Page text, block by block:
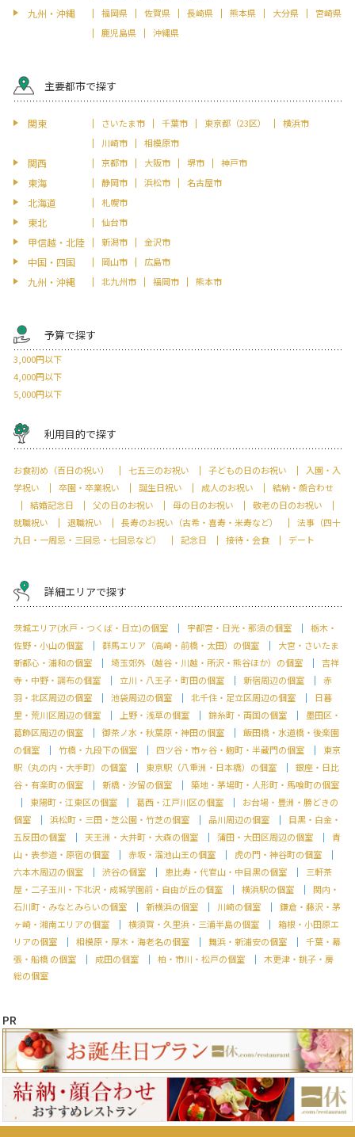
九州・沖縄 福岡県 佐賀県 長崎県 熊本県 大分県
宮崎県
鹿児島県
沖縄県
主要都市で探す
関東 さいたま市 千葉市 東京都（23区）
横浜市
川崎市
相模原市
関西 京都市 大阪市 堺市 神戸市
東海 静岡市 浜松市 名古屋市
北海道 札幌市
東北 仙台市
甲信越・北陸 新潟市 金沢市
中国・四国 岡山市 広島市
九州・沖縄 北九州市 福岡市 熊本市
予算で探す
3,000円以下
4,000円以下
5,000円以下
利用目的で探す
お食初め（百日の祝い） 七五三のお祝い 子どもの日のお祝い
入園・入
学祝い
卒園・卒業祝い 誕生日祝い 成人のお祝い
結納・顔合わせ
結婚記念日
父の日のお祝い 母の日のお祝い
敬老の日のお祝い
就職祝い
退職祝い 長寿のお祝い（古希・喜寿・米寿など）
法事（四十
九日・一周忌・三回忌・七回忌など）
記念日 接待・会食 デート
詳細エリアで探す
茨城エリア(水戸・つくば・日立)の個室 宇都宮・日光・那須の個室
栃木・
佐野・小山の個室
群馬エリア（高崎・前橋・太田）の個室
大宮・さいたま
新都心・浦和の個室
埼玉郊外（越谷・川越・所沢・熊谷ほか）の個室
吉祥
寺・中野・調布の個室
立川・八王子・町田の個室 新宿周辺の個室
赤
羽・北区周辺の個室
池袋周辺の個室 北千住・足立区周辺の個室
日暮
里・荒川区周辺の個室
上野・浅草の個室 錦糸町・両国の個室
墨田区・
葛飾区周辺の個室
御茶ノ水・秋葉原・神田の個室
飯田橋・水道橋・後楽園
の個室
竹橋・九段下の個室 四ツ谷・市ヶ谷・麹町・半蔵門の個室
東京
駅（丸の内・大手町）の個室
東京駅（八重洲・日本橋）の個室
銀座・日比
谷・有楽町の個室
新橋・汐留の個室
築地・茅場町・人形町・馬喰町の個室
東陽町・江東区の個室
葛西・江戸川区の個室
お台場・豊洲・勝どきの
個室
浜松町・三田・芝公園・竹芝の個室 品川周辺の個室
目黒・白金・
五反田の個室
天王洲・大井町・大森の個室 蒲田・大田区周辺の個室
青
山・表参道・原宿の個室
赤坂・溜池山王の個室
虎の門・神谷町の個室
六本木周辺の個室
渋谷の個室 恵比寿・代官山・中目黒の個室
三軒茶
屋・二子玉川・下北沢・成城学園前・自由が丘の個室
横浜駅の個室
関内・
石川町・みなとみらいの個室
新横浜の個室 川崎の個室
鎌倉・藤沢・茅
ヶ崎・湘南エリアの個室
横須賀・久里浜・三浦半島の個室
箱根・小田原エ
リアの個室
相模原・厚木・海老名の個室 舞浜・新浦安の個室
千葉・幕
張・船橋 の個室
成田の個室 柏・市川・松戸の個室
木更津・銚子・房
総の個室
PR